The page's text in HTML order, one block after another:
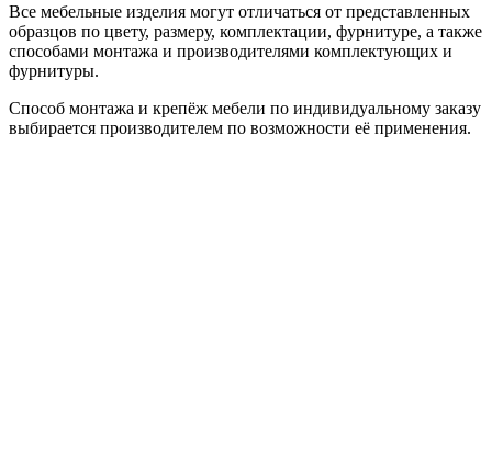
Все мебельные изделия могут отличаться от представленных
образцов по цвету, размеру, комплектации, фурнитуре, а также
способами монтажа и производителями комплектующих и
фурнитуры.
Способ монтажа и крепёж мебели по индивидуальному заказу
выбирается производителем по возможности её применения.